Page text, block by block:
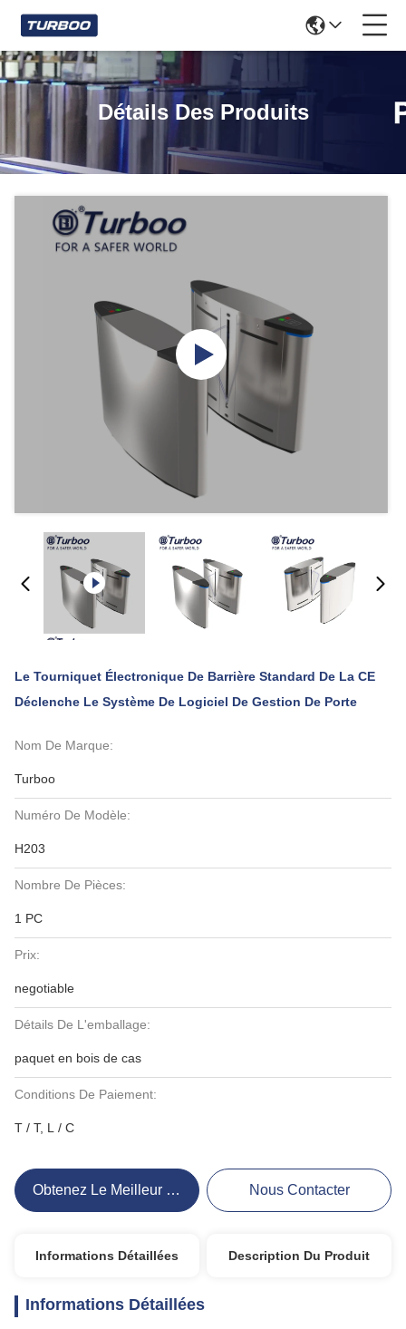
Détails Des Produits
Le Tourniquet Électronique De Barrière Standard De La CE
Déclenche Le Système De Logiciel De Gestion De Porte
Nom De Marque:
Turboo
Numéro De Modèle:
H203
Nombre De Pièces:
1 PC
Prix:
negotiable
Détails De L'emballage:
paquet en bois de cas
Conditions De Paiement:
T / T, L / C
Obtenez Le Meilleur Prix Nous Contacter
Informations Détaillées Description Du Produit
Informations Détaillées